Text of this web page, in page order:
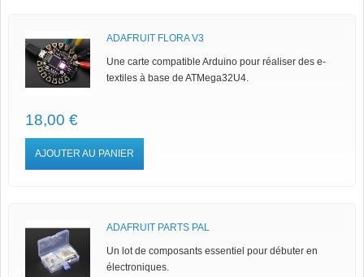
ADAFRUIT FLORA V3
Une carte compatible Arduino pour réaliser des e-
textiles à base de ATMega32U4.
18,00 €
AJOUTER AU PANIER
ADAFRUIT PARTS PAL
Un lot de composants essentiel pour débuter en
électroniques.